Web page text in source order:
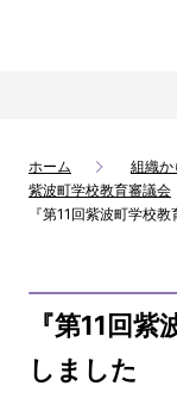
ホーム 組織か
紫波町学校教育審議会
『第11回紫波町学校
『第11回
しました